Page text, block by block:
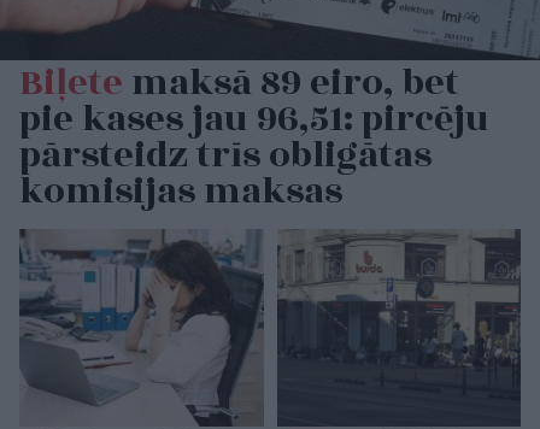
Biļetemaksā 89 eiro, bet
pie kases jau 96,51: pircēju
pārsteidz trīs obligātas
komisijas maksas